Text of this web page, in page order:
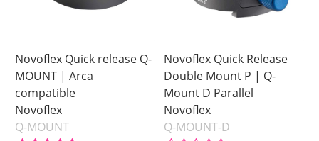
Novoflex Quick release Q-
MOUNT | Arca
compatible
Novoflex
Q-MOUNT
Novoflex Quick Release
Double Mount P | Q-
Mount D Parallel
Novoflex
Q-MOUNT-D